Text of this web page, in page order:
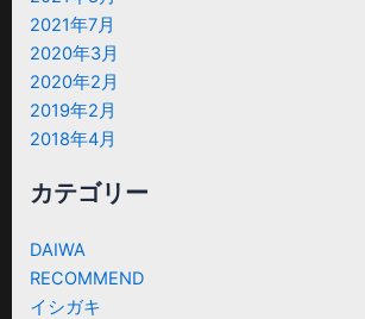
2021年7月
2020年3月
2020年2月
2019年2月
2018年4月
カテゴリー
DAIWA
RECOMMEND
イシガキ